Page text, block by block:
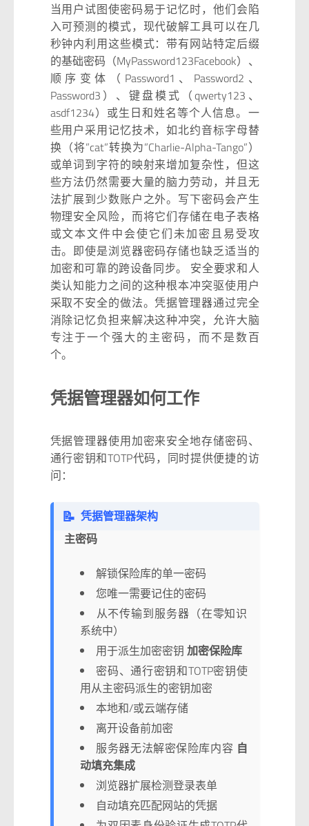
当用户试图使密码易于记忆时，他们会陷
入可预测的模式，现代破解工具可以在几
秒钟内利用这些模式：带有网站特定后缀
的基础密码（MyPassword123Facebook）、
顺序变体（Password1、Password2、
Password3）、键盘模式（qwerty123、
asdf1234）或生日和姓名等个人信息。一
些用户采用记忆技术，如北约音标字母替
换（将”cat”转换为”Charlie-Alpha-Tango”）
或单词到字符的映射来增加复杂性，但这
些方法仍然需要大量的脑力劳动，并且无
法扩展到少数账户之外。写下密码会产生
物理安全风险，而将它们存储在电子表格
或文本文件中会使它们未加密且易受攻
击。即使是浏览器密码存储也缺乏适当的
加密和可靠的跨设备同步。 安全要求和人
类认知能力之间的这种根本冲突驱使用户
采取不安全的做法。凭据管理器通过完全
消除记忆负担来解决这种冲突，允许大脑
专注于一个强大的主密码，而不是数百
个。
凭据管理器如何工作
凭据管理器使用加密来安全地存储密码、
通行密钥和TOTP代码，同时提供便捷的访
问：
📝 凭据管理器架构
主密码
解锁保险库的单一密码
您唯一需要记住的密码
从不传输到服务器（在零知识
系统中）
用于派生加密密钥 加密保险库
密码、通行密钥和TOTP密钥使
用从主密码派生的密钥加密
本地和/或云端存储
离开设备前加密
服务器无法解密保险库内容 自
动填充集成
浏览器扩展检测登录表单
自动填充匹配网站的凭据